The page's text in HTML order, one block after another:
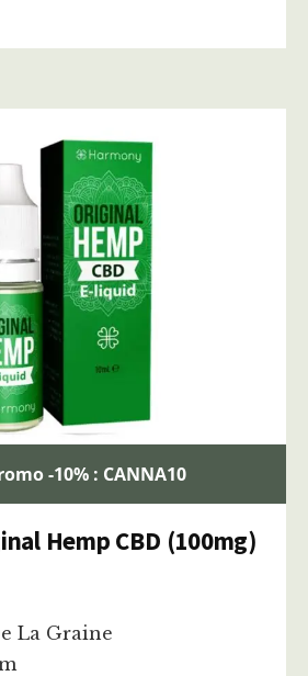
-10% : CANNA10
Hemp CBD (100mg)
La Graine